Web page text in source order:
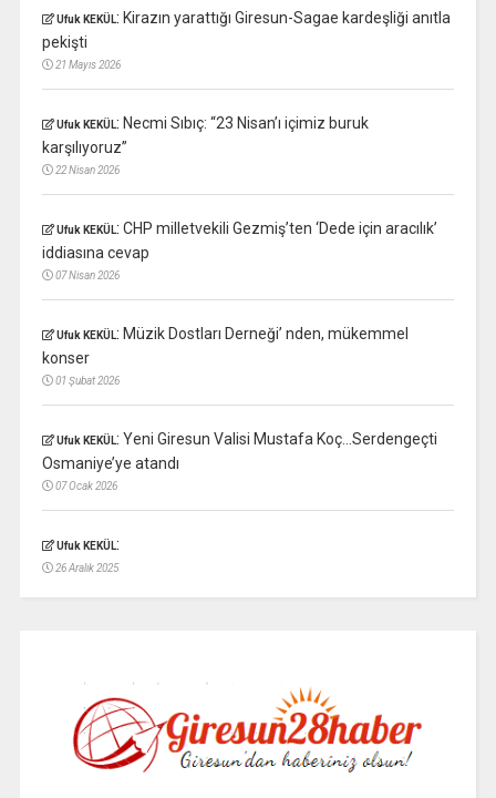
Ufuk KEKÜL: Kirazın yarattığı Giresun-Sagae kardeşliği anıtla
pekişti
21 Mayıs 2026
Ufuk KEKÜL: Necmi Sıbıç: “23 Nisan’ı içimiz buruk
karşılıyoruz”
22 Nisan 2026
Ufuk KEKÜL: CHP milletvekili Gezmiş’ten ‘Dede için aracılık’
iddiasına cevap
07 Nisan 2026
Ufuk KEKÜL: Müzik Dostları Derneği’ nden, mükemmel
konser
01 Şubat 2026
Ufuk KEKÜL: Yeni Giresun Valisi Mustafa Koç…Serdengeçti
Osmaniye’ye atandı
07 Ocak 2026
Ufuk KEKÜL:
26 Aralık 2025